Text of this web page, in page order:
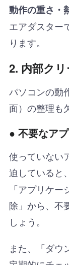
動作の重さ・
エアダスター
ります。
2. 内部クリ
パソコンの動
面）の整理も
● 不要なア
使っていない
迫していると、
「アプリケ
除」から、不
しょう。
また、「ダウ